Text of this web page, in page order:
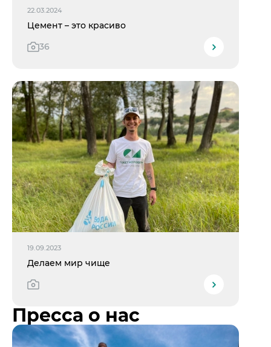
22.03.2024
Цемент – это красиво
36
19.09.2023
Делаем мир чище
Пресса о нас